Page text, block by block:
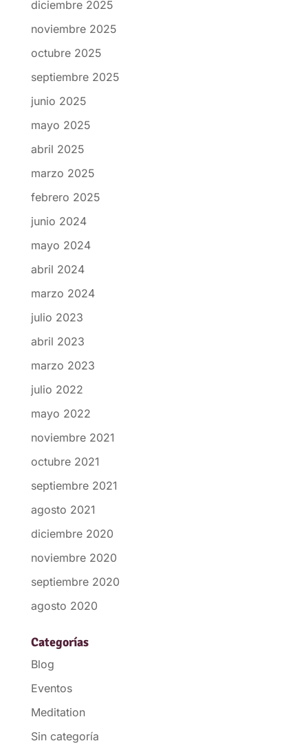
diciembre 2025
noviembre 2025
octubre 2025
septiembre 2025
junio 2025
mayo 2025
abril 2025
marzo 2025
febrero 2025
junio 2024
mayo 2024
abril 2024
marzo 2024
julio 2023
abril 2023
marzo 2023
julio 2022
mayo 2022
noviembre 2021
octubre 2021
septiembre 2021
agosto 2021
diciembre 2020
noviembre 2020
septiembre 2020
agosto 2020
Categorías
Blog
Eventos
Meditation
Sin categoría